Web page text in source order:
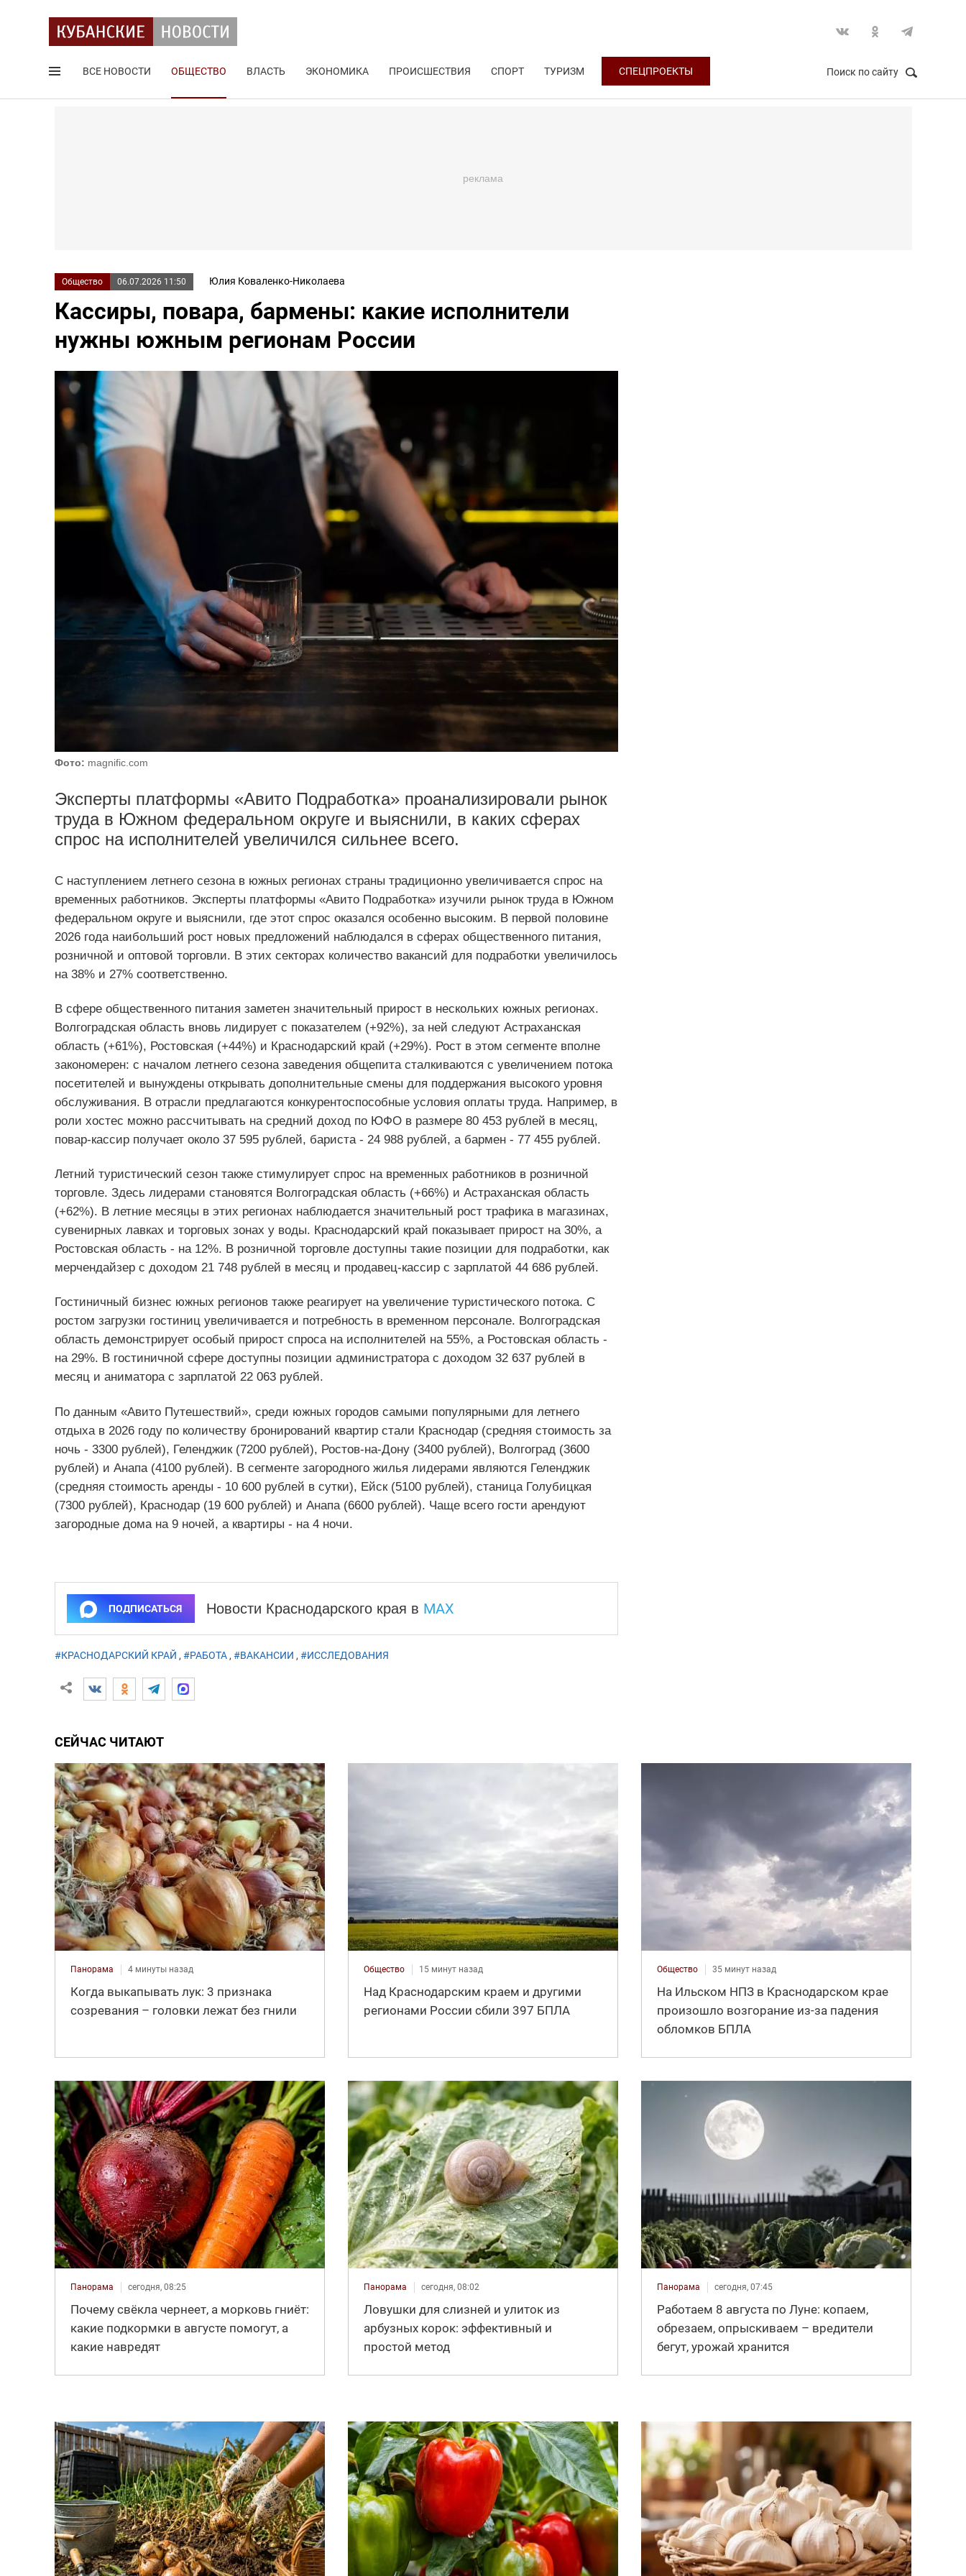
ВСЕ НОВОСТИ ОБЩЕСТВО ВЛАСТЬ ЭКОНОМИКА ПРОИСШЕСТВИЯ СПОРТ ТУРИЗМ СПЕЦПРОЕКТЫ Поиск по сайту
Общество 06.07.2026 11:50 Юлия Коваленко-Николаева
Кассиры, повара, бармены: какие исполнители
нужны южным регионам России
Фото: magnific.com
Эксперты платформы «Авито Подработка» проанализировали рынок
труда в Южном федеральном округе и выяснили, в каких сферах
спрос на исполнителей увеличился сильнее всего.
С наступлением летнего сезона в южных регионах страны традиционно увеличивается спрос на
временных работников. Эксперты платформы «Авито Подработка» изучили рынок труда в Южном
федеральном округе и выяснили, где этот спрос оказался особенно высоким. В первой половине
2026 года наибольший рост новых предложений наблюдался в сферах общественного питания,
розничной и оптовой торговли. В этих секторах количество вакансий для подработки увеличилось
на 38% и 27% соответственно.
В сфере общественного питания заметен значительный прирост в нескольких южных регионах.
Волгоградская область вновь лидирует с показателем (+92%), за ней следуют Астраханская
область (+61%), Ростовская (+44%) и Краснодарский край (+29%). Рост в этом сегменте вполне
закономерен: с началом летнего сезона заведения общепита сталкиваются с увеличением потока
посетителей и вынуждены открывать дополнительные смены для поддержания высокого уровня
обслуживания. В отрасли предлагаются конкурентоспособные условия оплаты труда. Например, в
роли хостес можно рассчитывать на средний доход по ЮФО в размере 80 453 рублей в месяц,
повар-кассир получает около 37 595 рублей, бариста - 24 988 рублей, а бармен - 77 455 рублей.
Летний туристический сезон также стимулирует спрос на временных работников в розничной
торговле. Здесь лидерами становятся Волгоградская область (+66%) и Астраханская область
(+62%). В летние месяцы в этих регионах наблюдается значительный рост трафика в магазинах,
сувенирных лавках и торговых зонах у воды. Краснодарский край показывает прирост на 30%, а
Ростовская область - на 12%. В розничной торговле доступны такие позиции для подработки, как
мерчендайзер с доходом 21 748 рублей в месяц и продавец-кассир с зарплатой 44 686 рублей.
Гостиничный бизнес южных регионов также реагирует на увеличение туристического потока. С
ростом загрузки гостиниц увеличивается и потребность в временном персонале. Волгоградская
область демонстрирует особый прирост спроса на исполнителей на 55%, а Ростовская область -
на 29%. В гостиничной сфере доступны позиции администратора с доходом 32 637 рублей в
месяц и аниматора с зарплатой 22 063 рублей.
По данным «Авито Путешествий», среди южных городов самыми популярными для летнего
отдыха в 2026 году по количеству бронирований квартир стали Краснодар (средняя стоимость за
ночь - 3300 рублей), Геленджик (7200 рублей), Ростов-на-Дону (3400 рублей), Волгоград (3600
рублей) и Анапа (4100 рублей). В сегменте загородного жилья лидерами являются Геленджик
(средняя стоимость аренды - 10 600 рублей в сутки), Ейск (5100 рублей), станица Голубицкая
(7300 рублей), Краснодар (19 600 рублей) и Анапа (6600 рублей). Чаще всего гости арендуют
загородные дома на 9 ночей, а квартиры - на 4 ночи.
ПОДПИСАТЬСЯ Новости Краснодарского края в MAX
#КРАСНОДАРСКИЙ КРАЙ , #РАБОТА, #ВАКАНСИИ , #ИССЛЕДОВАНИЯ
СЕЙЧАС ЧИТАЮТ
Панорама 4 минуты назад
Когда выкапывать лук: 3 признака
созревания – головки лежат без гнили
Общество 15 минут назад
Над Краснодарским краем и другими
регионами России сбили 397 БПЛА
Общество 35 минут назад
На Ильском НПЗ в Краснодарском крае
произошло возгорание из-за падения
обломков БПЛА
Панорама сегодня, 08:25
Почему свёкла чернеет, а морковь гниёт:
какие подкормки в августе помогут, а
какие навредят
Панорама сегодня, 08:02
Ловушки для слизней и улиток из
арбузных корок: эффективный и
простой метод
Панорама сегодня, 07:45
Работаем 8 августа по Луне: копаем,
обрезаем, опрыскиваем – вредители
бегут, урожай хранится